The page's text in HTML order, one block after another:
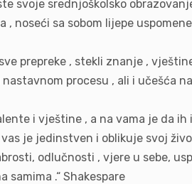
svoje srednjoškolsko
noseći sa sobom lijepe
prepreke , stekli znanje ,
procesu , ali i učešća
i vještine , a na vama je da
je jedinstven i oblikuje svoj
odlučnosti , vjere u sebe,
samima .“ Shakespare